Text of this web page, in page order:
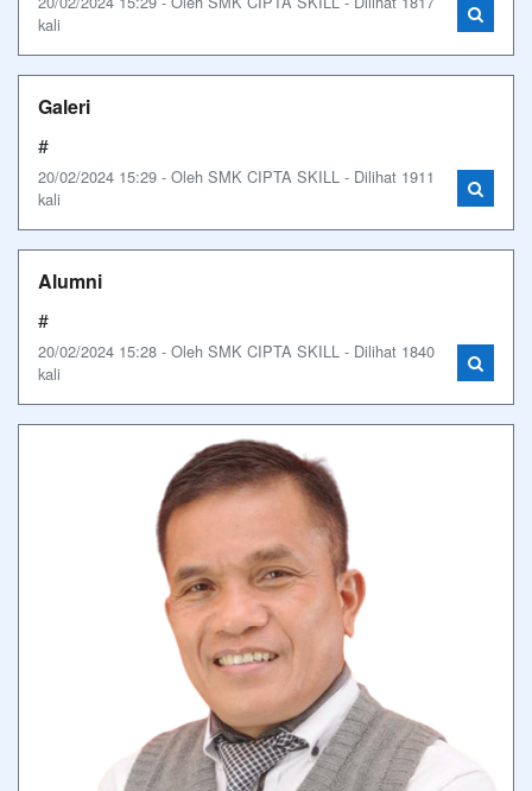
kali
Galeri
#
20/02/2024 15:29 - Oleh SMK CIPTA SKILL - Dilihat 1911
kali
Alumni
#
20/02/2024 15:28 - Oleh SMK CIPTA SKILL - Dilihat 1840
kali